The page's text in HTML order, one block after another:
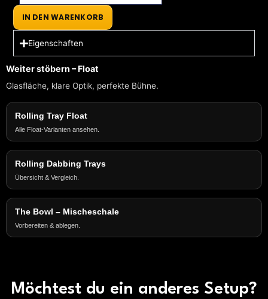
IN DEN WARENKORB
Eigenschaften
Weiter stöbern – Float
Glasfläche, klare Optik, perfekte Bühne.
Rolling Tray Float
Alle Float-Varianten ansehen.
Rolling Dabbing Trays
Übersicht & Vergleich.
The Bowl – Mischeschale
Vorbereiten & ablegen.
Möchtest du ein anderes Setup?